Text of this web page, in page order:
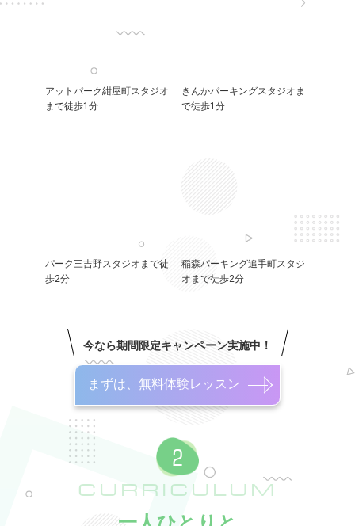
アットパーク紺屋町スタジオ
まで徒歩1分
きんかパーキングスタジオま
で徒歩1分
パーク三吉野スタジオまで徒
歩2分
稲森パーキング追手町スタジ
オまで徒歩2分
今なら期間限定キャンペーン実施中！
まずは、無料体験レッスン
CURRICULUM